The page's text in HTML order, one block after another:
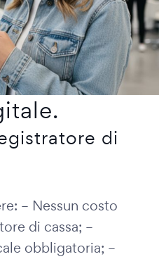
di
– Nessun costo
di cassa; –
obbligatoria; –